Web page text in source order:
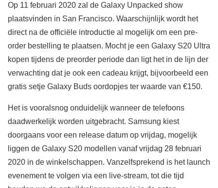
Op 11 februari 2020 zal de Galaxy Unpacked show
plaatsvinden in San Francisco. Waarschijnlijk wordt het
direct na de officiële introductie al mogelijk om een pre-
order bestelling te plaatsen. Mocht je een Galaxy S20 Ultra
kopen tijdens de preorder periode dan ligt het in de lijn der
verwachting dat je ook een cadeau krijgt, bijvoorbeeld een
gratis setje Galaxy Buds oordopjes ter waarde van €150.
Het is vooralsnog onduidelijk wanneer de telefoons
daadwerkelijk worden uitgebracht. Samsung kiest
doorgaans voor een release datum op vrijdag, mogelijk
liggen de Galaxy S20 modellen vanaf vrijdag 28 februari
2020 in de winkelschappen. Vanzelfsprekend is het launch
evenement te volgen via een live-stream, tot die tijd